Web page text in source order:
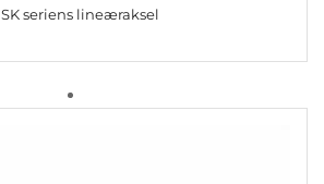
SK seriens lineæraksel